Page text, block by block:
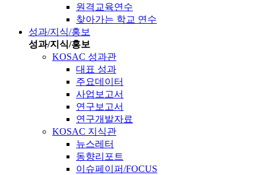
원격교육연수
찾아가는 학교 연수
성과/지식/홍보
성과/지식/홍보
KOSAC 성과관
대표 성과
주요데이터
사업보고서
연구보고서
연구개발자료
KOSAC 지식관
뉴스레터
동향리포트
이슈페이퍼/FOCUS